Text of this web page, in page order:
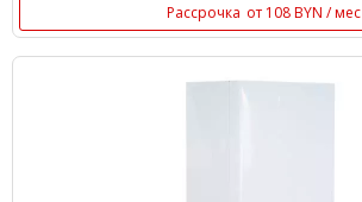
Рассрочка от 108 BYN / мес